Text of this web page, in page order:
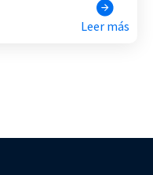
Leer más